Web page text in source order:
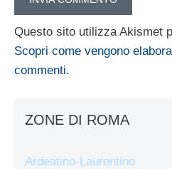
Questo sito utilizza Akismet
Scopri come vengono
commenti.
ZONE DI ROMA
Ardeatino-Laurentino